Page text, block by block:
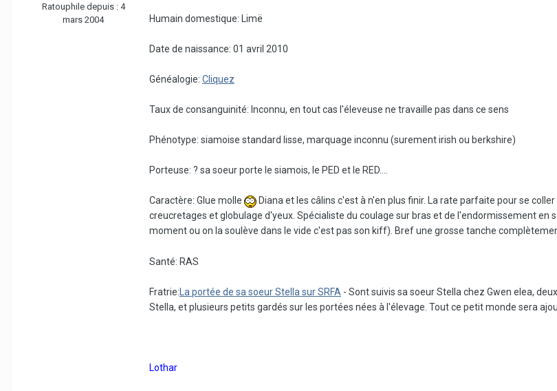
Ratouphile depuis : 4
mars 2004
Humain domestique: Limë
Date de naissance: 01 avril 2010
Généalogie: Cliquez
Taux de consanguinité: Inconnu, en tout cas l'éleveuse ne travaille pas dans ce sens
Phénotype: siamoise standard lisse, marquage inconnu (surement irish ou berkshire)
Porteuse: ? sa soeur porte le siamois, le PED et le RED....
Caractère: Glue molle
Diana et les câlins c'est à n'en plus finir. La rate parfaite pour se
creucretages et globulage d'yeux. Spécialiste du coulage sur bras et de l'endormissement en
moment ou on la soulève dans le vide c'est pas son kiff). Bref une grosse tanche
Santé: RAS
Fratrie: La portée de sa soeur Stella sur SRFA - Sont suivis sa soeur Stella chez Gwen elea,
Stella, et plusieurs petits gardés sur les portées nées à l'élevage. Tout ce petit monde sera
Lothar